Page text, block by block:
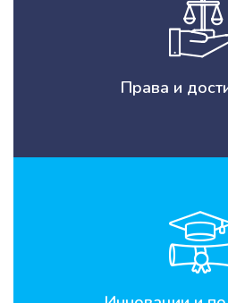
Права и